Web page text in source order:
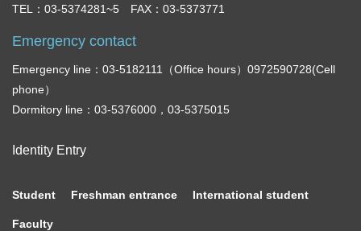
TEL：03-5374281~5 FAX：03-5373771
Emergency contact
Emergency line：03-5182111（Office hours）0972590728(Cell
phone）
Dormitory line：03-5376000，03-5375015
Identity Entry
Student Freshman entrance International student
Faculty